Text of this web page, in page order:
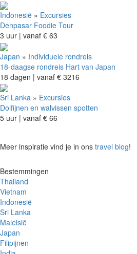
Indonesië » Excursies
Denpasar Foodie Tour
3 uur | vanaf € 63
Japan » Individuele rondreis
18-daagse rondreis Hart van Japan
18 dagen | vanaf € 3216
Sri Lanka » Excursies
Dolfijnen en walvissen spotten
5 uur | vanaf € 66
Meer inspiratie vind je in ons travel blog!
Bestemmingen
Thailand
Vietnam
Indonesië
Sri Lanka
Maleisië
Japan
Filipijnen